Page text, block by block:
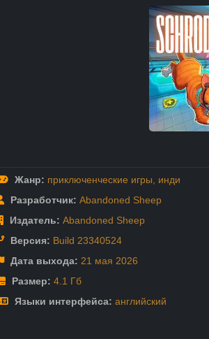
Жанр: приключенческие игры, инди
Разработчик: Abandoned Sheep
Издатель: Abandoned Sheep
Версия: Build 23340524
Дата выхода: 21 мая 2026
Размер: 4.1 Гб
Языки интерфейса: английский